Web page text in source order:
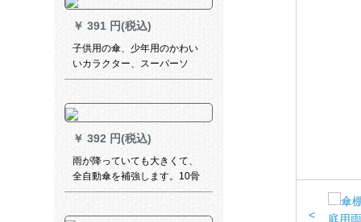
￥ 391 円(税込)
子供用の傘、少年用のかわい
いカラクター、スーパーソ
ル、少年用パソル、警察長46
￥ 392 円(税込)
雨が降っていても大きくて、
全自動傘を補強します。10骨
防風ビジネ折りたたみ傘の日
<